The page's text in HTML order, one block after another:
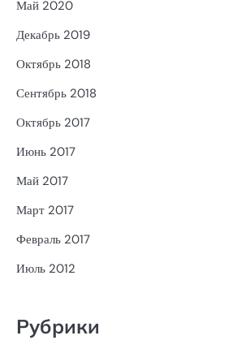
Май 2020
Декабрь 2019
Октябрь 2018
Сентябрь 2018
Октябрь 2017
Июнь 2017
Май 2017
Март 2017
Февраль 2017
Июль 2012
Рубрики